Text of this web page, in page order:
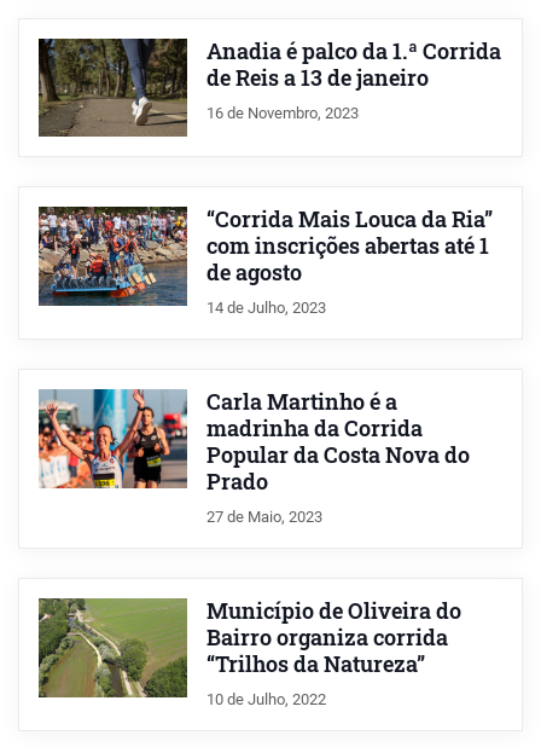
Anadia é palco da 1.ª Corrida
de Reis a 13 de janeiro
16 de Novembro, 2023
“Corrida Mais Louca da Ria”
com inscrições abertas até 1
de agosto
14 de Julho, 2023
Carla Martinho é a
madrinha da Corrida
Popular da Costa Nova do
Prado
27 de Maio, 2023
Município de Oliveira do
Bairro organiza corrida
“Trilhos da Natureza”
10 de Julho, 2022